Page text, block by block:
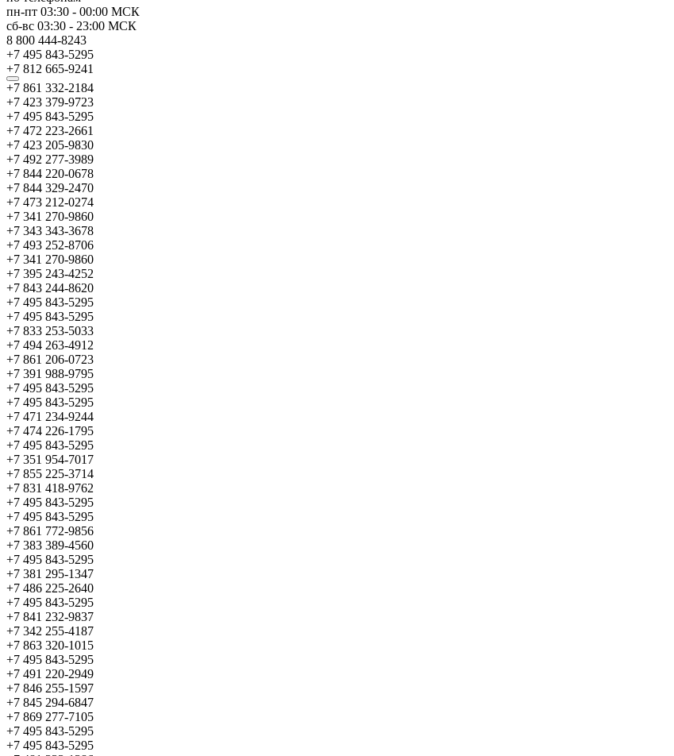
пн-пт 03:30 - 00:00 МСК
сб-вс 03:30 - 23:00 МСК
8 800 444-8243
+7 495 843-5295
+7 812 665-9241
+7 861 332-2184
+7 423 379-9723
+7 495 843-5295
+7 472 223-2661
+7 423 205-9830
+7 492 277-3989
+7 844 220-0678
+7 844 329-2470
+7 473 212-0274
+7 341 270-9860
+7 343 343-3678
+7 493 252-8706
+7 341 270-9860
+7 395 243-4252
+7 843 244-8620
+7 495 843-5295
+7 495 843-5295
+7 833 253-5033
+7 494 263-4912
+7 861 206-0723
+7 391 988-9795
+7 495 843-5295
+7 495 843-5295
+7 471 234-9244
+7 474 226-1795
+7 495 843-5295
+7 351 954-7017
+7 855 225-3714
+7 831 418-9762
+7 495 843-5295
+7 495 843-5295
+7 861 772-9856
+7 383 389-4560
+7 495 843-5295
+7 381 295-1347
+7 486 225-2640
+7 495 843-5295
+7 841 232-9837
+7 342 255-4187
+7 863 320-1015
+7 495 843-5295
+7 491 220-2949
+7 846 255-1597
+7 845 294-6847
+7 869 277-7105
+7 495 843-5295
+7 495 843-5295